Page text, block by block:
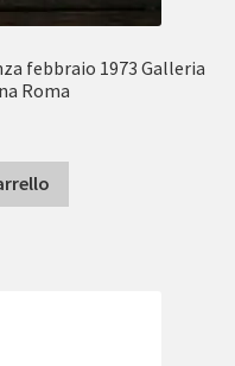
febbraio 1973 Galleria
Roma